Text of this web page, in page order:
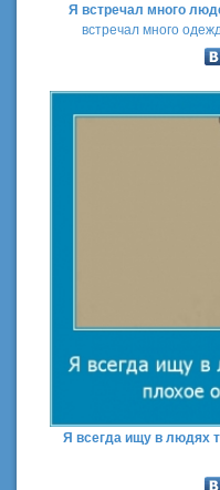
Я встречал много
встречал много
Я всегда ищу в людях